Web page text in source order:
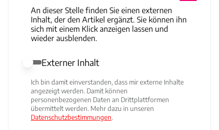
An dieser Stelle finden Sie einen externen
Inhalt, der den Artikel ergänzt. Sie können ihn
sich mit einem Klick anzeigen lassen und
wieder ausblenden.
Externer Inhalt erlauben
Externer Inhalt
Ich bin damit einverstanden, dass mir externe Inhalte
angezeigt werden. Damit können
personenbezogenen Daten an Drittplattformen
übermittelt werden. Mehr dazu in unseren
Datenschutzbestimmungen.